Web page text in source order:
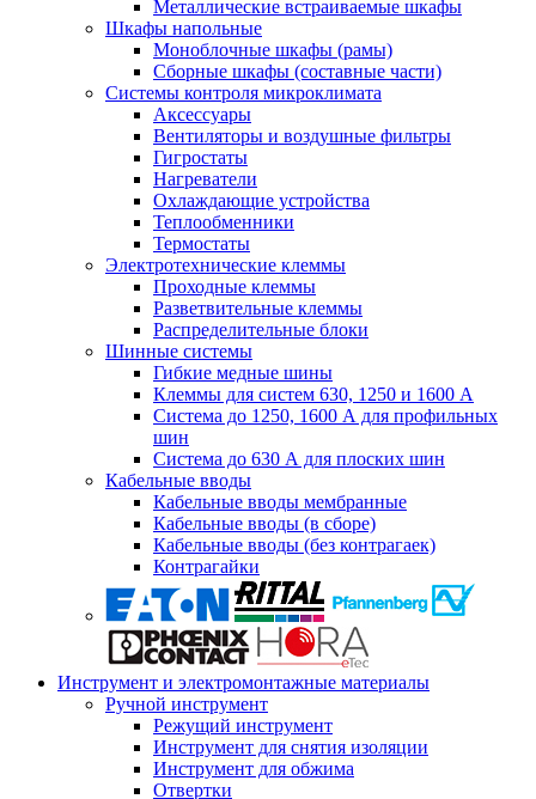
Металлические встраиваемые шкафы
Шкафы напольные
Моноблочные шкафы (рамы)
Сборные шкафы (составные части)
Системы контроля микроклимата
Аксессуары
Вентиляторы и воздушные фильтры
Гигростаты
Нагреватели
Охлаждающие устройства
Теплообменники
Термостаты
Электротехнические клеммы
Проходные клеммы
Разветвительные клеммы
Распределительные блоки
Шинные системы
Гибкие медные шины
Клеммы для систем 630, 1250 и 1600 А
Система до 1250, 1600 А для профильных
шин
Система до 630 А для плоских шин
Кабельные вводы
Кабельные вводы мембранные
Кабельные вводы (в сборе)
Кабельные вводы (без контрагаек)
Контрагайки
Инструмент и электромонтажные материалы
Ручной инструмент
Режущий инструмент
Инструмент для снятия изоляции
Инструмент для обжима
Отвертки